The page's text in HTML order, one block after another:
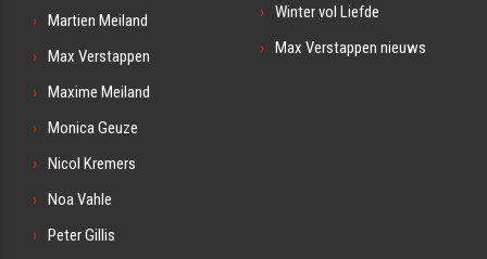
Martien Meiland
Max Verstappen
Maxime Meiland
Monica Geuze
Nicol Kremers
Noa Vahle
Peter Gillis
Winter vol Liefde
Max Verstappen nieuws